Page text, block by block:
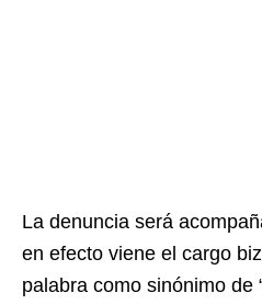
La denuncia será
en efecto viene el cargo
palabra como sinónimo de